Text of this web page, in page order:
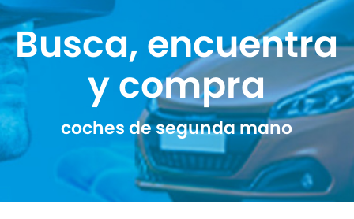
Busca, encuentra
y compra
coches de segunda mano